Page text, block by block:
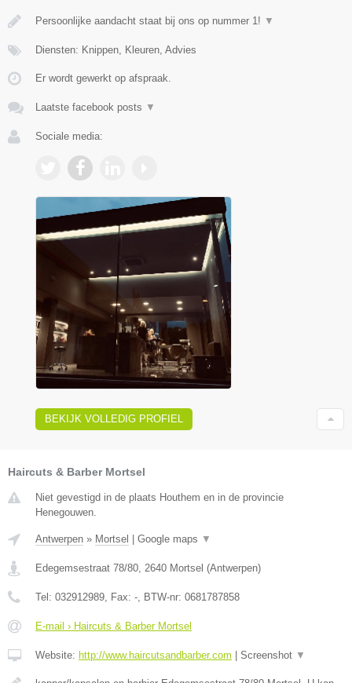
Persoonlijke aandacht staat bij ons op nummer 1! ▼
Diensten: Knippen, Kleuren, Advies
Er wordt gewerkt op afspraak.
Laatste facebook posts ▼
Sociale media:
BEKIJK VOLLEDIG PROFIEL
Haircuts & Barber Mortsel
Niet gevestigd in de plaats Houthem en in de provincie
Henegouwen.
Antwerpen » Mortsel Google maps ▼
Edegemsestraat 78/80, 2640 Mortsel (Antwerpen)
Tel: 032912989, Fax: -, BTW-nr: 0681787858
E-mail › Haircuts & Barber Mortsel
Website: http://www.haircutsandbarber.com Screenshot ▼